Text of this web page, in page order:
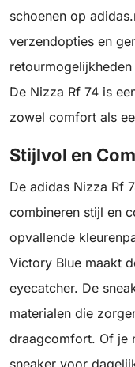
schoenen op
verzendopties en
De Nizza Rf 74 is
zowel comfort als
Stijlvol en
De adidas Nizza Rf
combineren stijl en
opvallende
Victory Blue maakt
eyecatcher. De
materialen die
draagcomfort. Of je